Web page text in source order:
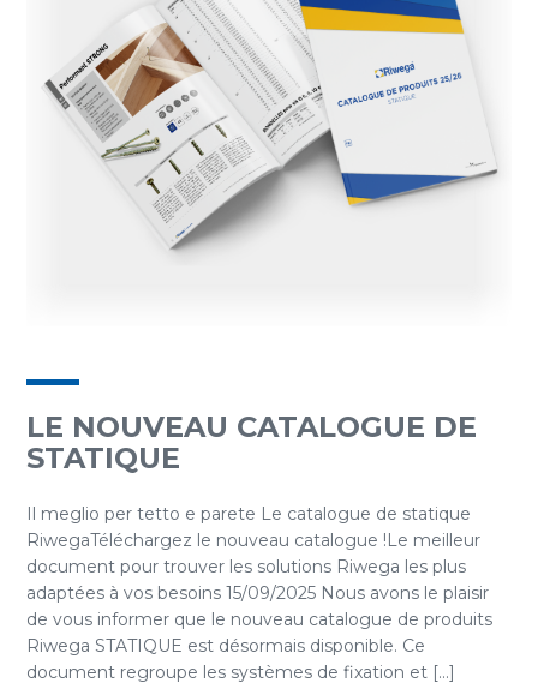
LE NOUVEAU CATALOGUE DE
STATIQUE
Il meglio per tetto e parete Le catalogue de statique
RiwegaTéléchargez le nouveau catalogue !Le meilleur
document pour trouver les solutions Riwega les plus
adaptées à vos besoins 15/09/2025 Nous avons le plaisir
de vous informer que le nouveau catalogue de produits
Riwega STATIQUE est désormais disponible. Ce
document regroupe les systèmes de fixation et [...]